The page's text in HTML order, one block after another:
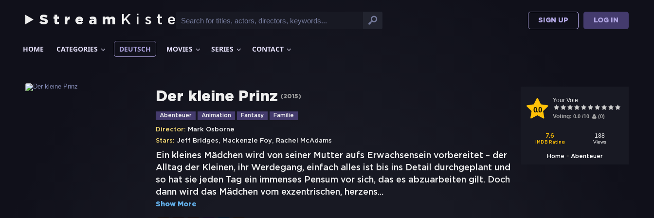
Stream Kiste SIGN UP LOG IN
HOME CATEGORIES DEUTSCH MOVIES SERIES CONTACT
0.0
Your Vote:
Voting: 0.0 /10 (0)
7.6
IMDB Rating
188
Views
Home > Abenteuer
Der kleine Prinz (2015)
Abenteuer Animation Fantasy Familie
Director: Mark Osborne
Stars: Jeff Bridges, Mackenzie Foy, Rachel McAdams
Ein kleines Mädchen wird von seiner Mutter aufs Erwachsensein vorbereitet – der
Alltag der Kleinen, ihr Werdegang, einfach alles ist bis ins Detail durchgeplant und
so hat sie jeden Tag ein immenses Pensum vor sich, das es abzuarbeiten gilt. Doch
dann wird das Mädchen vom exzentrischen, herzens...
Show More